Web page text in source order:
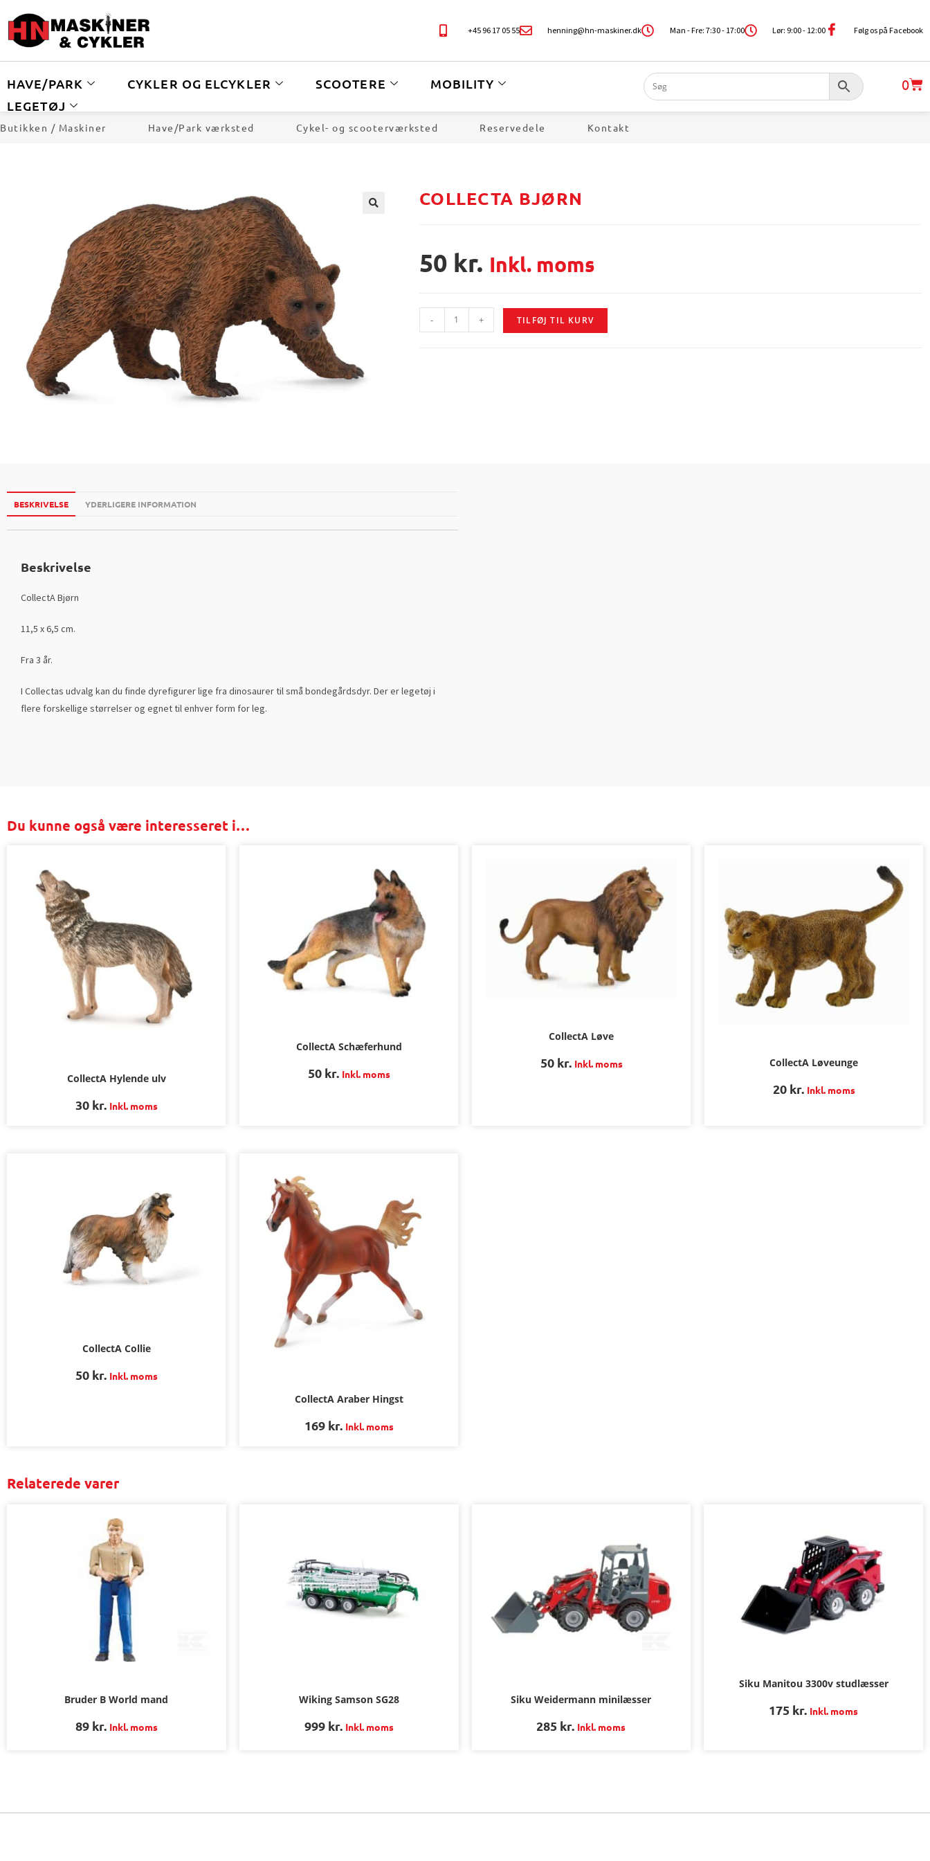
+45 96 17 05 55 henning@hn-maskiner.dk Man - Fre: 7:30 - 17:00 Lør: 9:00 - 12:00 Følg os på Facebook
HAVE/PARK CYKLER OG ELCYKLER SCOOTERE
MOBILITY
LEGETØJ
0
Butikken / Maskiner Have/Park værksted Cykel- og scooterværksted Reservedele Kontakt
COLLECTA BJØRN
50 kr. Inkl. moms
- + TILFØJ TIL KURV
BESKRIVELSE YDERLIGERE INFORMATION
Beskrivelse
CollectA Bjørn
11,5 x 6,5 cm.
Fra 3 år.
I Collectas udvalg kan du finde dyrefigurer lige fra dinosaurer til små bondegårdsdyr. Der er legetøj i
flere forskellige størrelser og egnet til enhver form for leg.
Du kunne også være interesseret i…
CollectA Hylende ulv
30 kr. Inkl. moms
CollectA Schæferhund
50 kr. Inkl. moms
CollectA Løve
50 kr. Inkl. moms CollectA Løveunge
20 kr. Inkl. moms
CollectA Collie
50 kr. Inkl. moms
CollectA Araber Hingst
169 kr. Inkl. moms
Relaterede varer
Bruder B World mand
89 kr. Inkl. moms
Wiking Samson SG28
999 kr. Inkl. moms
Siku Weidermann minilæsser
285 kr. Inkl. moms
Siku Manitou 3300v studlæsser
175 kr. Inkl. moms